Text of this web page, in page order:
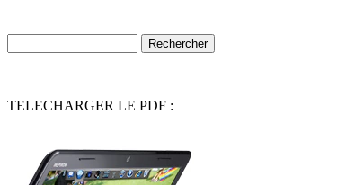
TELECHARGER LE PDF :